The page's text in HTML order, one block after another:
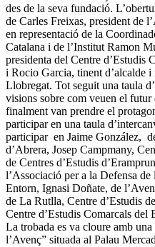
des de la seva fundació.
de Carles Freixas, president de
en representació de la
Catalana i de l’Institut Ramon
presidenta del Centre d’Estudis
i Rocio Garcia, tinent d’alcalde
Llobregat. Tot seguit una taula
visions sobre com veuen el
finalment van prendre el
participar en una taula
participar en Jaime González,
d’Abrera, Josep Campmany,
de Centres d’Estudis
l’Associació per a la Defensa
Entorn, Ignasi Doñate, de
de La Rutlla, Centre d’Estudis
Centre d’Estudis Comarcals del
La trobada es va cloure amb
l’Avenç” situada al Palau